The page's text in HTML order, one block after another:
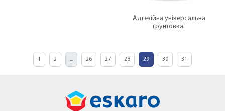
Адгезійна універсальна
ґрунтовка.
1 2 ... 26 27 28 29 30 31